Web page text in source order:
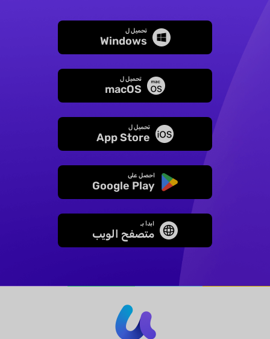
تحميل ل
Windows
تحميل ل
macOS
تحميل ل
App Store
احصل على
Google Play
ابدأ بـ
متصفح الويب